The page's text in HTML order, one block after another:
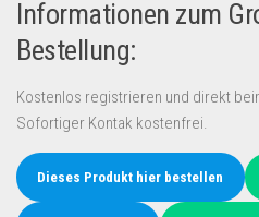
Informationen zum
Bestellung:
Kostenlos registrieren und direkt
Sofortiger Kontak kostenfrei.
Dieses Produkt hier bestellen